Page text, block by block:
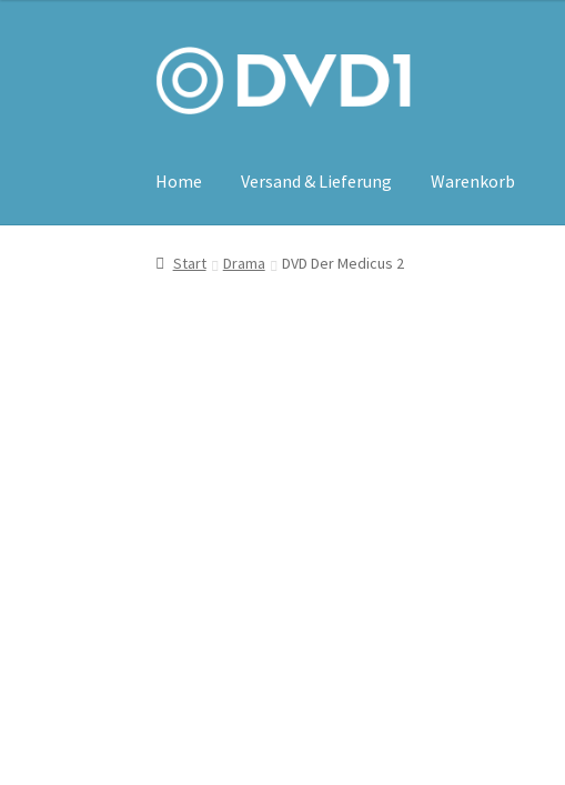
Zur
Navigation
springen
Zum
Inhalt
springen
Home Versand & Lieferung Warenkorb
Start Drama DVD Der Medicus 2